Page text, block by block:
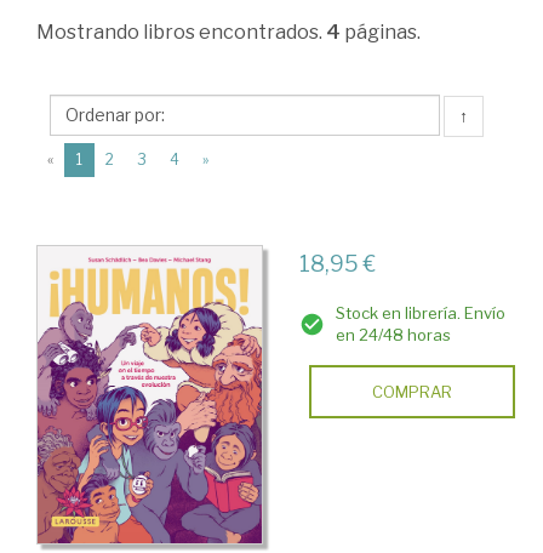
la
Larousse
Editorial
Mostrando libros encontrados. 4 páginas.
↑
« 1 (current)
2 3 4 »
18,95 €
Stock en librería. Envío
en 24/48 horas
COMPRAR